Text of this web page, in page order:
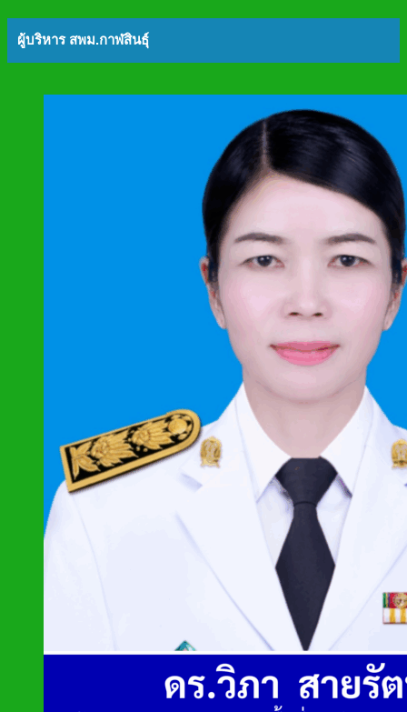
ผู้บริหาร สพม.กาฬสินธุ์